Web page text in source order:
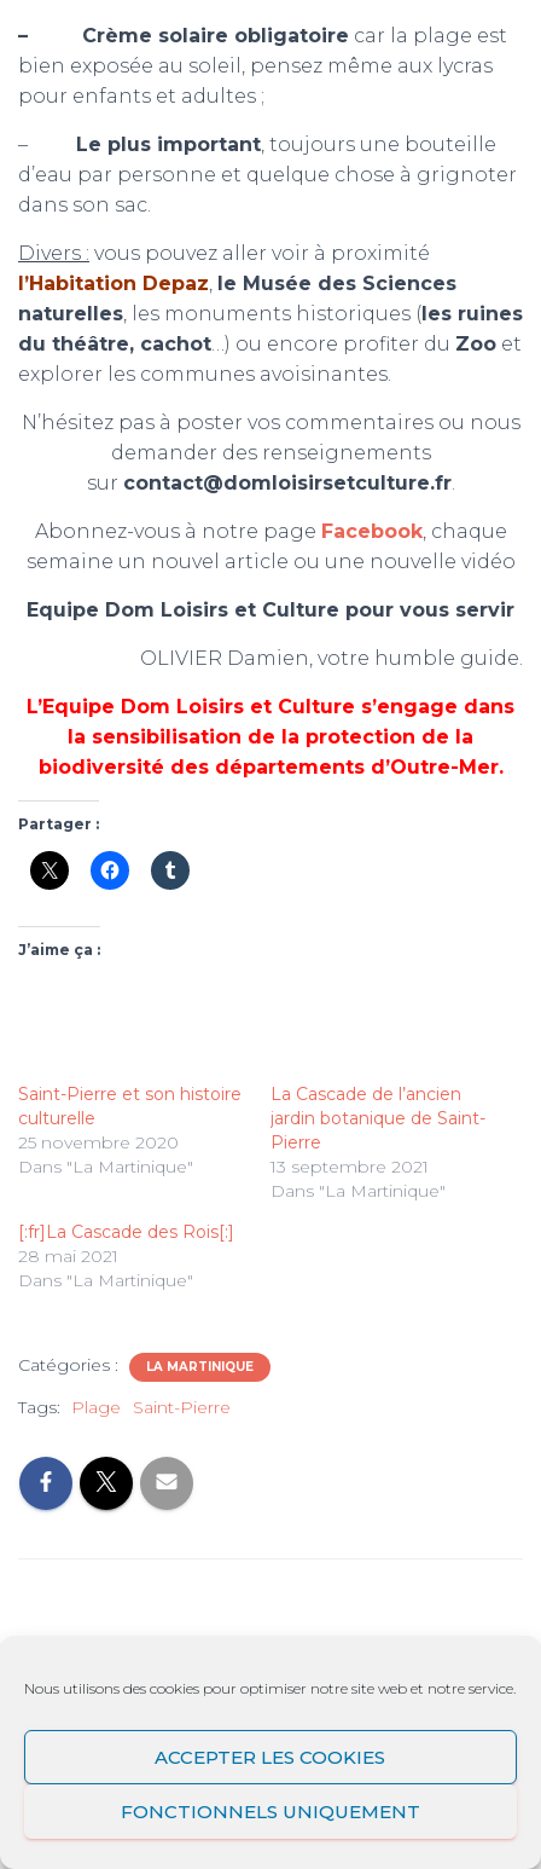
Nous utilisons des cookies pour optimiser notre site web et notre service.
ACCEPTER LES COOKIES
FONCTIONNELS UNIQUEMENT
– Crème solaire obligatoire car la plage est
bien exposée au soleil, pensez même aux lycras
pour enfants et adultes ;
– Le plus important , toujours une bouteille
d’eau par personne et quelque chose à grignoter
dans son sac.
Divers : vous pouvez aller voir à proximité
l’Habitation Depaz le Musée des Sciences
naturelles , les monuments historiques (les ruines
du théâtre, cachot …) ou encore profiter du Zoo et
explorer les communes avoisinantes.
N’hésitez pas à poster vos commentaires ou nous
demander des renseignements
sur contact@domloisirsetculture.fr.
Abonnez-vous à notre page Facebook, chaque
semaine un nouvel article ou une nouvelle vidéo
Equipe Dom Loisirs et Culture pour vous servir
OLIVIER Damien, votre humble guide.
L’Equipe Dom Loisirs et Culture s’engage dans
la sensibilisation de la protection de la
biodiversité des départements d’Outre-Mer.
Partager :
J’aime ça :
Saint-Pierre et son histoire
culturelle
25 novembre 2020
Dans "La Martinique"
La Cascade de l’ancien
jardin botanique de Saint-
Pierre
13 septembre 2021
Dans "La Martinique"
[:fr]La Cascade des Rois[:]
28 mai 2021
Dans "La Martinique"
Catégories : LA MARTINIQUE
Tags: Plage Saint-Pierre
Une Habitation du XVII ème siècles, lieu
de résidence du zoo de Martinique ! –
Dom Loisirs et Culture · 6 août 2019 à 8 h 29 min